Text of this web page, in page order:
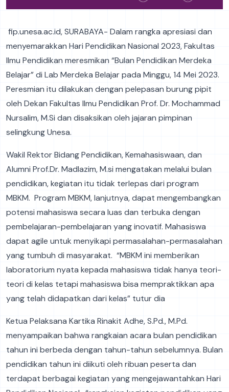
fip.unesa.ac.id, SURABAYA- Dalam rangka apresiasi dan
menyemarakkan Hari Pendidikan Nasional 2023, Fakultas
Ilmu Pendidikan meresmikan “Bulan Pendidikan Merdeka
Belajar” di Lab Merdeka Belajar pada Minggu, 14 Mei 2023.
Peresmian itu dilakukan dengan pelepasan burung pipit
oleh Dekan Fakultas Ilmu Pendidikan Prof. Dr. Mochammad
Nursalim, M.Si dan disaksikan oleh jajaran pimpinan
selingkung Unesa.
Wakil Rektor Bidang Pendidikan, Kemahasiswaan, dan
Alumni Prof.Dr. Madlazim, M.si mengatakan melalui bulan
pendidikan, kegiatan itu tidak terlepas dari program
MBKM. Program MBKM, lanjutnya, dapat mengembangkan
potensi mahasiswa secara luas dan terbuka dengan
pembelajaran-pembelajaran yang inovatif. Mahasiswa
dapat agile untuk menyikapi permasalahan-permasalahan
yang tumbuh di masyarakat. “MBKM ini memberikan
laboratorium nyata kepada mahasiswa tidak hanya teori-
teori di kelas tetapi mahasiswa bisa mempraktikkan apa
yang telah didapatkan dari kelas” tutur dia
Ketua Pelaksana Kartika Rinakit Adhe, S.Pd., M.Pd.
menyampaikan bahwa rangkaian acara bulan pendidikan
tahun ini berbeda dengan tahun-tahun sebelumnya. Bulan
pendidikan tahun ini diikuti oleh ribuan peserta dan
terdapat berbagai kegiatan yang mengejawantahkan Hari